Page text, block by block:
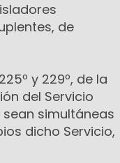
de
y 229º, de la
del Servicio
sean simultáneas
dicho Servicio,